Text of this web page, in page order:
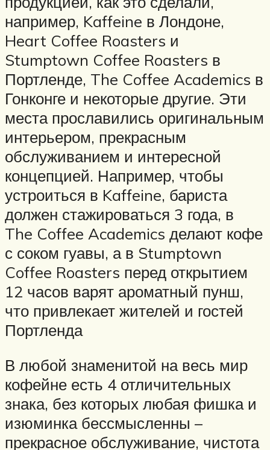
например, Kaffeine в Лондоне,
Heart Coffee Roasters и
Stumptown Coffee Roasters в
Портленде, The Coffee Academics в
Гонконге и некоторые другие. Эти
места прославились оригинальным
интерьером, прекрасным
обслуживанием и интересной
концепцией. Например, чтобы
устроиться в Kaffeine, бариста
должен стажироваться 3 года, в
The Coffee Academics делают кофе
с соком гуавы, а в Stumptown
Coffee Roasters перед открытием
12 часов варят ароматный пунш,
что привлекает жителей и гостей
Портленда
В любой знаменитой на весь мир
кофейне есть 4 отличительных
знака, без которых любая фишка и
изюминка бессмысленны –
прекрасное обслуживание, чистота